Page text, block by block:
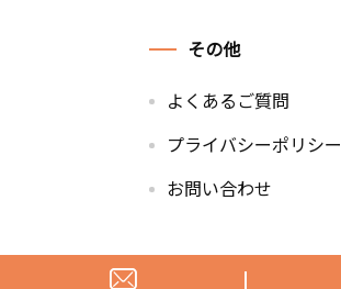
その他
よくあるご質問
プライバシーポリシー
お問い合わせ